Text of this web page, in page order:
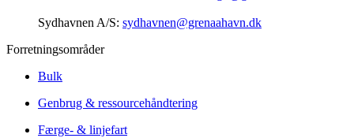
Sydhavnen A/S: sydhavnen@grenaahavn.dk
Forretningsområder
Bulk
Genbrug & ressourcehåndtering
Færge- & linjefart